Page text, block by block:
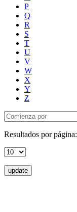
P
Q
R
S
T
U
V
W
X
Y
Z
Resultados por página:
update